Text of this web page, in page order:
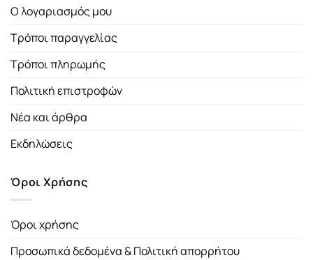
Ο λογαριασμός μου
Τρόποι παραγγελίας
Τρόποι πληρωμής
Πολιτική επιστροφών
Νέα και άρθρα
Εκδηλώσεις
Όροι Χρήσης
Όροι χρήσης
Προσωπικά δεδομένα & Πολιτική απορρήτου